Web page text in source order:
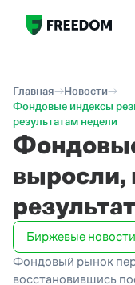
Главная
Новости
Фондовые индексы
результатам недели
выросли,
Биржевые новости
Фондовый рынок
восстановившись